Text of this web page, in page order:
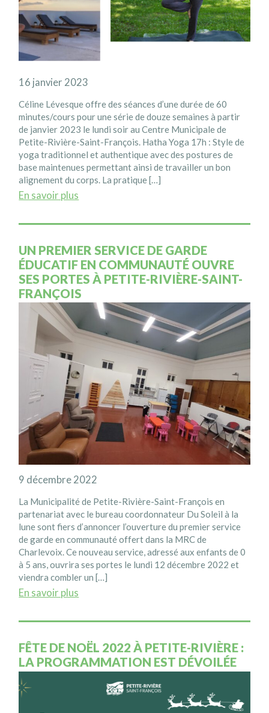
16 janvier 2023
Céline Lévesque offre des séances d’une durée de 60
minutes/cours pour une série de douze semaines à partir
de janvier 2023 le lundi soir au Centre Municipale de
Petite-Rivière-Saint-François. Hatha Yoga 17h : Style de
yoga traditionnel et authentique avec des postures de
base maintenues permettant ainsi de travailler un bon
alignement du corps. La pratique […]
En savoir plus
UN PREMIER SERVICE DE GARDE
ÉDUCATIF EN COMMUNAUTÉ OUVRE
SES PORTES À PETITE-RIVIÈRE-SAINT-
FRANÇOIS
9 décembre 2022
La Municipalité de Petite-Rivière-Saint-François en
partenariat avec le bureau coordonnateur Du Soleil à la
lune sont fiers d’annoncer l’ouverture du premier service
de garde en communauté offert dans la MRC de
Charlevoix. Ce nouveau service, adressé aux enfants de 0
à 5 ans, ouvrira ses portes le lundi 12 décembre 2022 et
viendra combler un […]
En savoir plus
FÊTE DE NOËL 2022 À PETITE-RIVIÈRE :
LA PROGRAMMATION EST DÉVOILÉE